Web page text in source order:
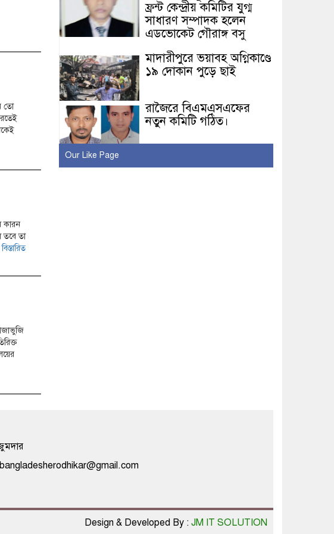
তো
কারন
তবে তা
বিস্তারিত
ফ্রন্ট কেন্দ্রীয় কমিটির যুগ্ম
সাধারণ সম্পাদক হলেন
এডভোকেট গৌরাঙ্গ বসু
মাদারীপুরে ভয়াবহ অগ্নিকাণ্ডে
১৯ দোকান পুড়ে ছাই
রাজৈরে বিএমএসএফের
নতুন কমিটি গঠিত।
স্বাধীনতা দিবস উপলক্ষে
Our Like Page
Design & Developed By : JM IT SOLUTION